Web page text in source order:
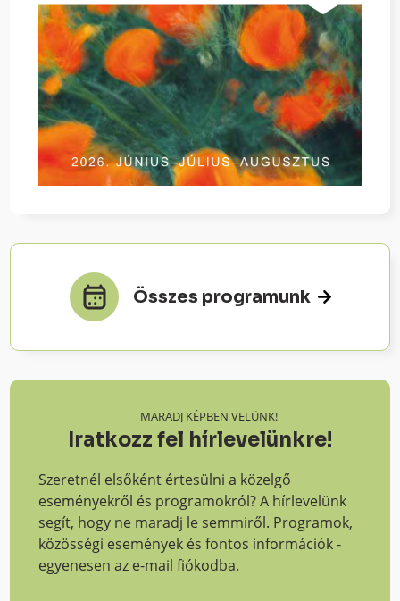
Összes programunk
MARADJ KÉPBEN VELÜNK!
Iratkozz fel hírlevelünkre!
Szeretnél elsőként értesülni a közelgő
eseményekről és programokról? A hírlevelünk
segít, hogy ne maradj le semmiről. Programok,
közösségi események és fontos információk -
egyenesen az e-mail fiókodba.